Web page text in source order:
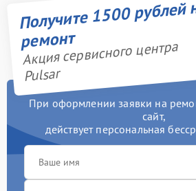
Получите 1500 рублей
ремонт
Акция сервисного центра
Pulsar
При оформлении заявки на
сайт,
действует персональная